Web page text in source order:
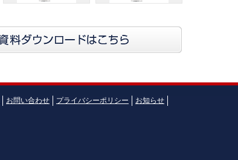
お問い合わせ プライバシーポリシー
お知らせ